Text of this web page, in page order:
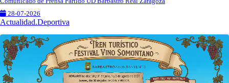
28-07-2026
Actualidad.Deportiva